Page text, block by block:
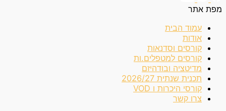
מפת אתר
עמוד הבית
אודות
קורסים וסדנאות
קורסים למטפלים.ות
מדיטציה ובודהיזם
תכנית שנתית 2026/27
קורסי היכרות ו VOD
צרו קשר